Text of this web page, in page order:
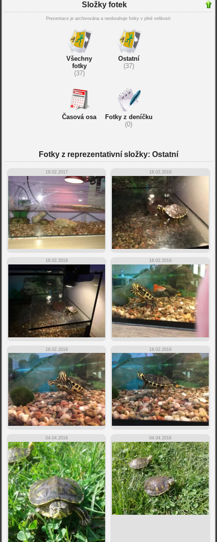
Složky fotek
Prezentace je archivována a neobsahuje fotky v plné velikosti
Všechny
fotky
(37)
Ostatní
(37)
Časová osa
Fotky z deníčku
(0)
Fotky z reprezentativní složky: Ostatní
18.02.2017 18.02.2019
18.02.2019 18.02.2019
18.02.2019 18.02.2019
04.04.2016 04.04.2016